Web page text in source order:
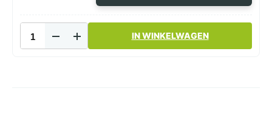
Saladebak
Rond
IN WINKELWAGEN